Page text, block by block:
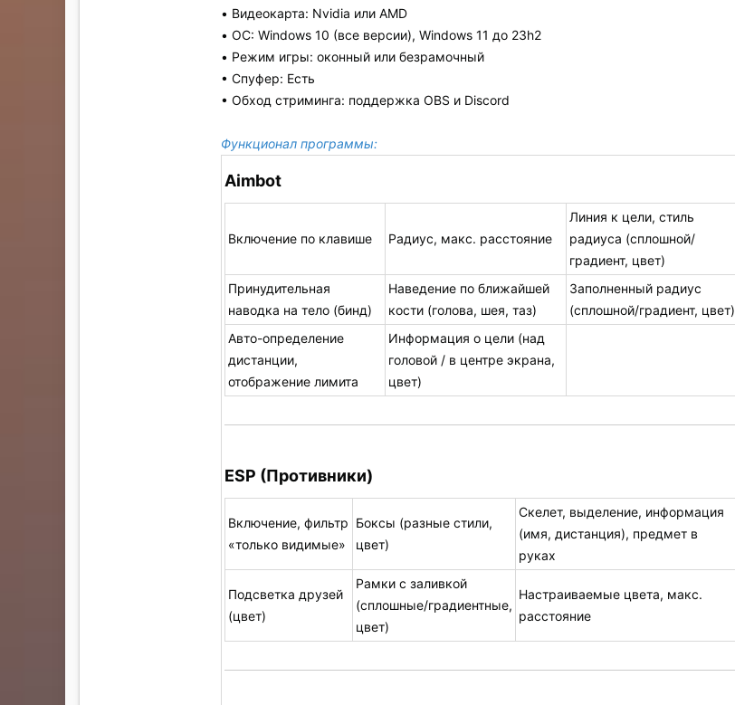
• Видеокарта: Nvidia или AMD
• ОС: Windows 10 (все версии), Windows 11 до 23h2
• Режим игры: оконный или безрамочный
• Спуфер: Есть
• Обход стриминга: поддержка OBS и Discord
Функционал программы:
Aimbot
Включение по клавише Радиус, макс. расстояние
Линия к цели, стиль
радиуса (сплошной/
градиент, цвет)
Принудительная
наводка на тело (бинд)
Наведение по ближайшей
кости (голова, шея, таз)
Заполненный радиус
(сплошной/градиент, цвет)
Авто-определение
дистанции,
отображение лимита
Информация о цели (над
головой / в центре экрана,
цвет)
ESP (Противники)
Включение, фильтр
«только видимые»
Боксы (разные стили,
цвет)
Скелет, выделение, информация
(имя, дистанция), предмет в
руках
Подсветка друзей
(цвет)
Рамки с заливкой
(сплошные/градиентные,
цвет)
Настраиваемые цвета, макс.
расстояние